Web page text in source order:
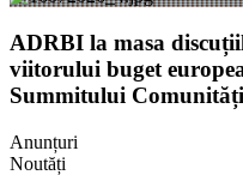
ADRBI la masa
viitorului buget
Summitului
Anunțuri
Noutăți